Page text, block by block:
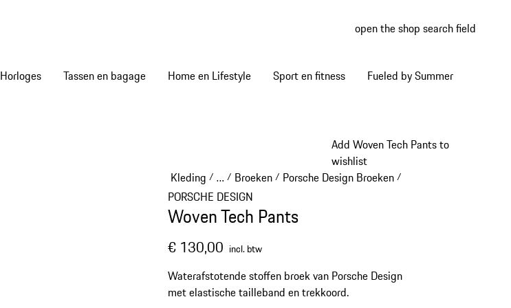
open the shop search field
Horloges Tassen en bagage Home en Lifestyle Sport en fitness Fueled by Summer
Add Woven Tech Pants to
wishlist
Kleding / …
Reveal collapsed breadcrumb items
/ Broeken/ Porsche Design Broeken/
PORSCHE DESIGN
Woven Tech Pants
€ 130,00 incl. btw
Waterafstotende stoffen broek van Porsche Design
met elastische tailleband en trekkoord.